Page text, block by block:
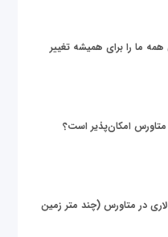
ما را برای همیشه تغییر
متاورس امکان‌پذیر است؟
میلیون دلاری در متاورس (چند متر زمین